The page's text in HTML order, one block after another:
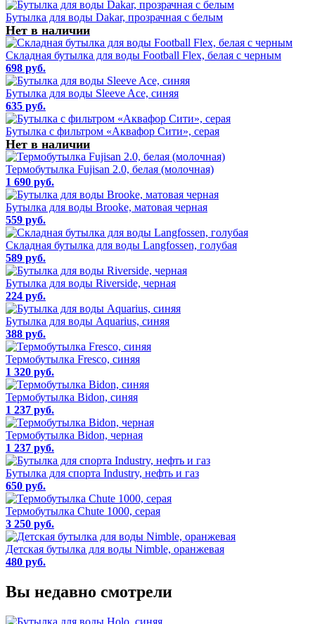
Бутылка для воды Dakar, прозрачная с белым
Нет в наличии
Складная бутылка для воды Football Flex, белая с черным
698 руб.
Бутылка для воды Sleeve Ace, синяя
635 руб.
Бутылка с фильтром «Аквафор Сити», серая
Нет в наличии
Термобутылка Fujisan 2.0, белая (молочная)
1 690 руб.
Бутылка для воды Brooke, матовая черная
559 руб.
Складная бутылка для воды Langfossen, голубая
589 руб.
Бутылка для воды Riverside, черная
224 руб.
Бутылка для воды Aquarius, синяя
388 руб.
Термобутылка Fresco, синяя
1 320 руб.
Термобутылка Bidon, синяя
1 237 руб.
Термобутылка Bidon, черная
1 237 руб.
Бутылка для спорта Industry, нефть и газ
650 руб.
Термобутылка Chute 1000, серая
3 250 руб.
Детская бутылка для воды Nimble, оранжевая
480 руб.
Вы недавно смотрели